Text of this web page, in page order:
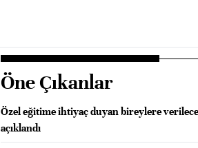
Öne Çıkanlar
Özel eğitime ihtiyaç duyan bireylere
açıklandı